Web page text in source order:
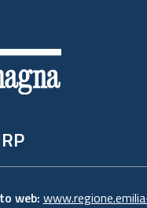
web: